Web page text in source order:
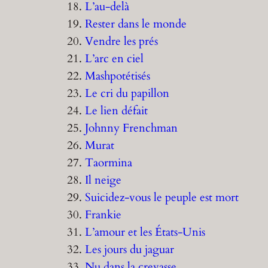
18. L’au-delà
19. Rester dans le monde
20. Vendre les prés
21. L’arc en ciel
22. Mashpotétisés
23. Le cri du papillon
24. Le lien défait
25. Johnny Frenchman
26. Murat
27. Taormina
28. Il neige
29. Suicidez-vous le peuple est mort
30. Frankie
31. L’amour et les États-Unis
32. Les jours du jaguar